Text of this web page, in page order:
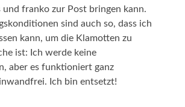
und franko zur Post bringen kann.
sind auch so, dass ich
kann, um die Klamotten zu
ist: Ich werde keine
aber es funktioniert ganz
Ich bin entsetzt!